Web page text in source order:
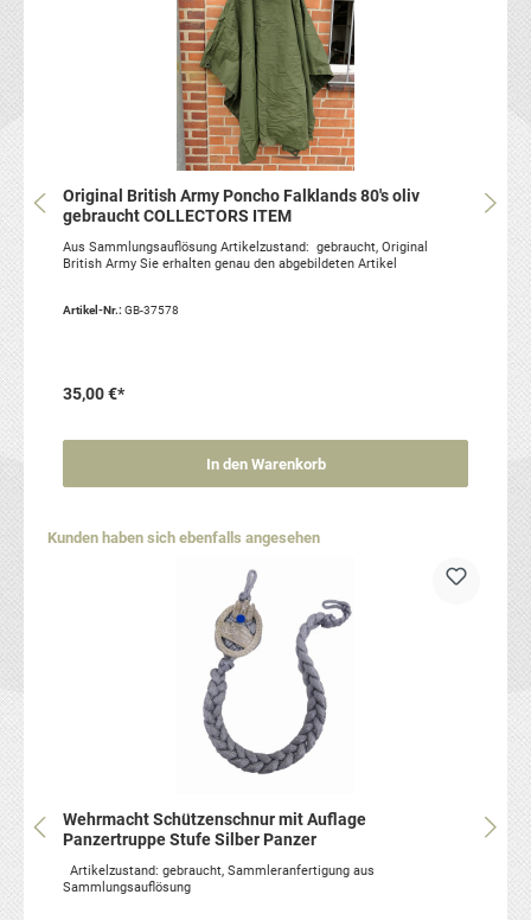
Original British Army Poncho Falklands 80's oliv
gebraucht COLLECTORS ITEM
Aus Sammlungsauflösung Artikelzustand: gebraucht, Original
British Army Sie erhalten genau den abgebildeten Artikel
Artikel-Nr.: GB-37578
35,00 €*
In den Warenkorb
Produktgalerie überspringen
Kunden haben sich ebenfalls angesehen
Wehrmacht Schützenschnur mit Auflage
Panzertruppe Stufe Silber Panzer
Artikelzustand: gebraucht, Sammleranfertigung aus
Sammlungsauflösung